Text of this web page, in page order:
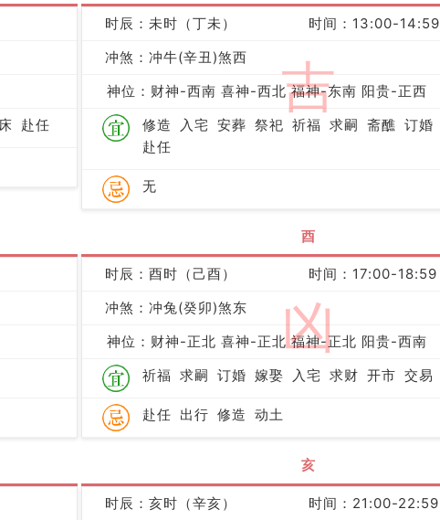
赴任
吉
时辰：未时（丁未）
时间：13:00-14:59
冲煞：冲牛(辛丑)煞西
神位：财神-西南 喜神-西北 福神-东南 阳贵-正西
修造
入宅 安葬 祭祀 祈福 求嗣 斋醮 订婚
赴任
无
酉
凶
时辰：酉时（己酉）
时间：17:00-18:59
冲煞：冲兔(癸卯)煞东
神位：财神-正北 喜神-正北 福神-正北 阳贵-西南
祈福 求嗣 订婚 嫁娶 入宅 求财 开市 交易
赴任 出行 修造 动土
亥
时辰：亥时（辛亥） 时间：21:00-22:59